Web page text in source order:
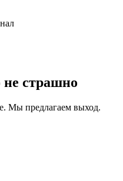
страшно
Мы предлагаем выход.